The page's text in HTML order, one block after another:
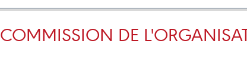
COMMISSION DE